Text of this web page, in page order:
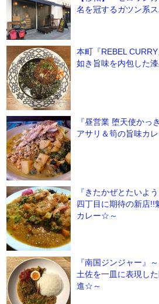
名を冠するガツン系
本町『REBEL
如き旨味を内包した
『昼営業 堕天使かっ
アサリ＆筍の旨味カ
『きたかぜとたいよ
四丁目に期待の新店!!
カレー☆～
『南国ジンジャー』
土佐を一皿に表現し
進☆～